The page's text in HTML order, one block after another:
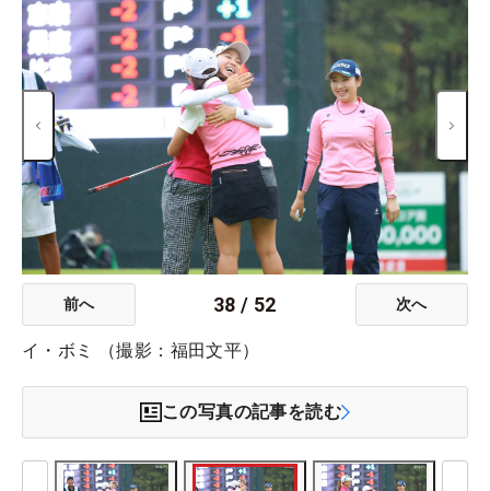
前へ 38 / 52 次へ
イ・ボミ （撮影：福田文平）
この写真の記事を読む